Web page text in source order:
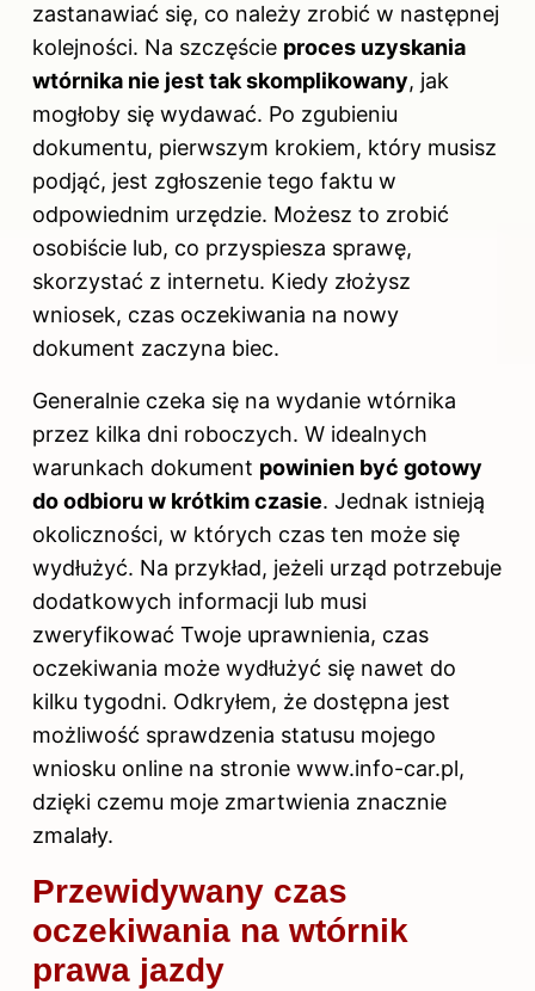
zastanawiać się, co należy zrobić w następnej
kolejności. Na szczęście proces uzyskania
wtórnika nie jest tak skomplikowany, jak
mogłoby się wydawać. Po zgubieniu
dokumentu, pierwszym krokiem, który musisz
podjąć, jest zgłoszenie tego faktu w
odpowiednim urzędzie. Możesz to zrobić
osobiście lub, co przyspiesza sprawę,
skorzystać z internetu. Kiedy złożysz
wniosek, czas oczekiwania na nowy
dokument zaczyna biec.
Generalnie czeka się na wydanie wtórnika
przez kilka dni roboczych. W idealnych
warunkach dokument powinien być gotowy
do odbioru w krótkim czasie. Jednak istnieją
okoliczności, w których czas ten może się
wydłużyć. Na przykład, jeżeli urząd potrzebuje
dodatkowych informacji lub musi
zweryfikować Twoje uprawnienia, czas
oczekiwania może wydłużyć się nawet do
kilku tygodni. Odkryłem, że dostępna jest
możliwość sprawdzenia statusu mojego
wniosku online na stronie www.info-car.pl,
dzięki czemu moje zmartwienia znacznie
zmalały.
Przewidywany czas
oczekiwania na wtórnik
prawa jazdy